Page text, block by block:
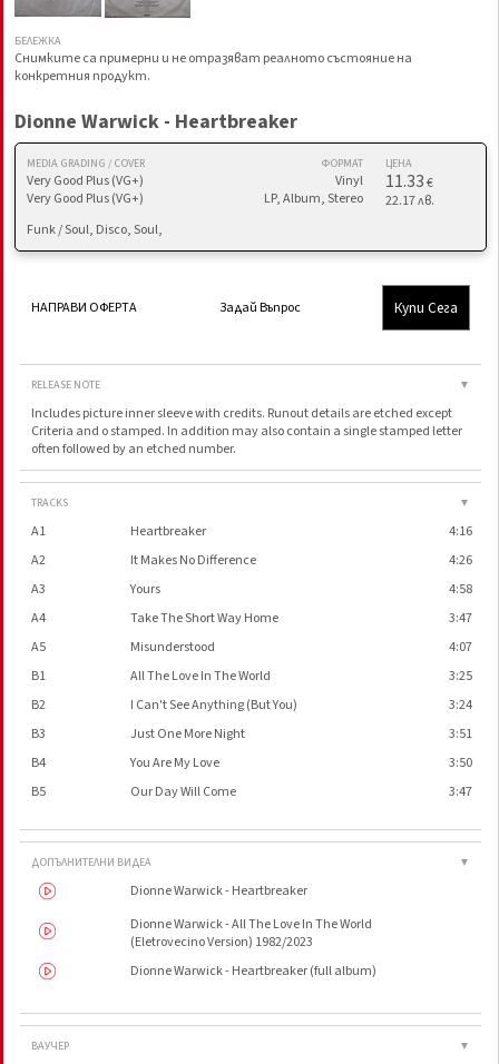
БЕЛЕЖКА
Снимките са примерни и не отразяват реалното състояние на
конкретния продукт.
Dionne Warwick - Heartbreaker
MEDIA GRADING / COVER
Very Good Plus (VG+)
Very Good Plus (VG+)
ФОРМАТ
Vinyl
LP, Album, Stereo
ЦЕНА
11.33€
22.17 лв.
Funk / Soul, Disco, Soul,
НАПРАВИ ОФЕРТА Задай Въпрос Купи Сега
RELEASE NOTE ▼
Includes picture inner sleeve with credits. Runout details are etched except
Criteria and o stamped. In addition may also contain a single stamped letter
often followed by an etched number.
TRACKS ▼
A1 Heartbreaker
4:16
A2
It Makes No Difference
4:26
A3
Yours
4:58
A4
Take The Short Way Home
3:47
A5
Misunderstood
4:07
B1
All The Love In The World
3:25
B2
I Can't See Anything (But You)
3:24
B3
Just One More Night
3:51
B4
You Are My Love
3:50
B5
Our Day Will Come 3:47
ДОПЪЛНИТЕЛНИ ВИДЕА ▼
Dionne Warwick - Heartbreaker
Dionne Warwick - All The Love In The World
(Eletrovecino Version) 1982/2023
Dionne Warwick - Heartbreaker (full album)
ВАУЧЕР ▼